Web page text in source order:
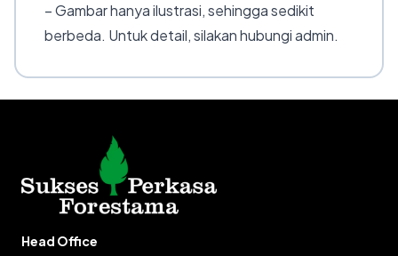
– Gambar hanya ilustrasi, sehingga sedikit
berbeda. Untuk detail, silakan hubungi admin.
Head Office